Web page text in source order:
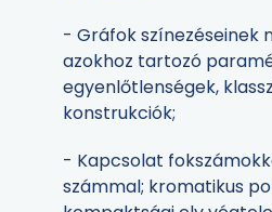
- Gráfok színezéseinek
azokhoz tartozó
egyenlőtlenségek,
konstrukciók;
- Kapcsolat
számmal; kromatikus